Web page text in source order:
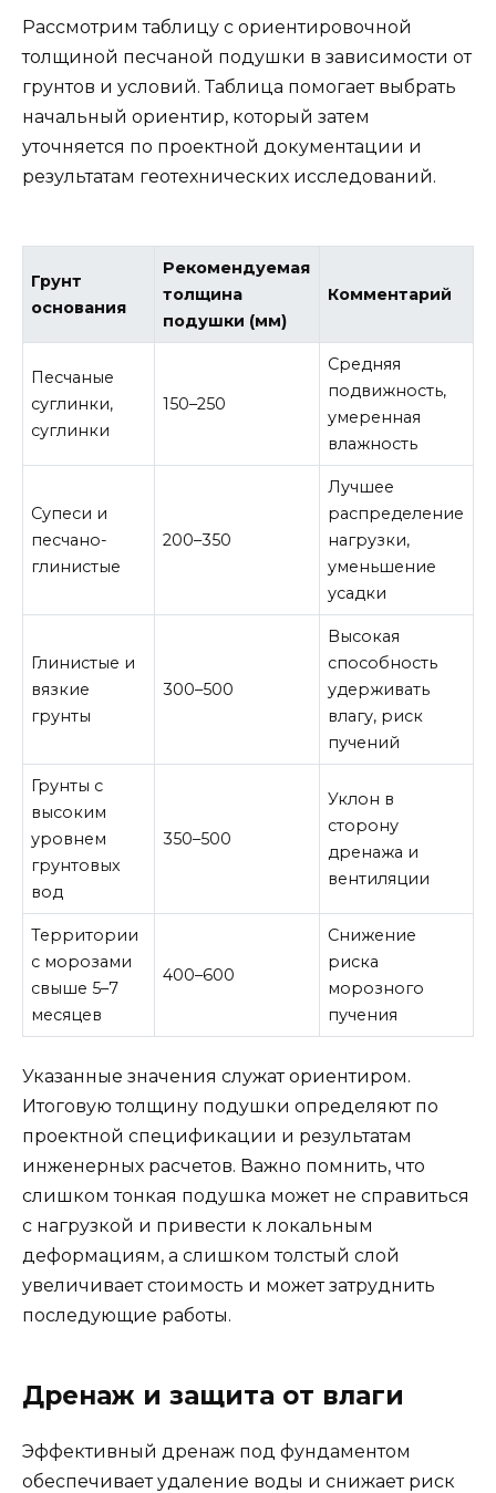
Рассмотрим таблицу с ориентировочной
толщиной песчаной подушки в зависимости от
грунтов и условий. Таблица помогает выбрать
начальный ориентир, который затем
уточняется по проектной документации и
результатам геотехнических исследований.
Грунт
основания
Рекомендуемая
толщина
подушки (мм)
Комментарий
Песчаные
суглинки,
суглинки
150–250
Средняя
подвижность,
умеренная
влажность
Супеси и
песчано-
глинистые
200–350
Лучшее
распределение
нагрузки,
уменьшение
усадки
Глинистые и
вязкие
грунты
300–500
Высокая
способность
удерживать
влагу, риск
пучений
Грунты с
высоким
уровнем
грунтовых
вод
350–500
Уклон в
сторону
дренажа и
вентиляции
Территории
с морозами
свыше 5–7
месяцев
400–600
Снижение
риска
морозного
пучения
Указанные значения служат ориентиром.
Итоговую толщину подушки определяют по
проектной спецификации и результатам
инженерных расчетов. Важно помнить, что
слишком тонкая подушка может не справиться
с нагрузкой и привести к локальным
деформациям, а слишком толстый слой
увеличивает стоимость и может затруднить
последующие работы.
Дренаж и защита от влаги
Эффективный дренаж под фундаментом
обеспечивает удаление воды и снижает риск